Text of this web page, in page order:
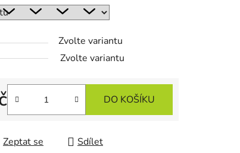
Zvolte variantu
Zvolte variantu
DO KOŠÍKU
Zeptat se Sdílet